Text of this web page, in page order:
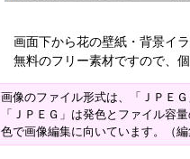
画面下から花の壁紙・背景イ
無料のフリー素材ですので、
画像のファイル形式は、「ＪＰＥＧ
「ＪＰＥＧ」は発色とファイル容
色で画像編集に向いています。（